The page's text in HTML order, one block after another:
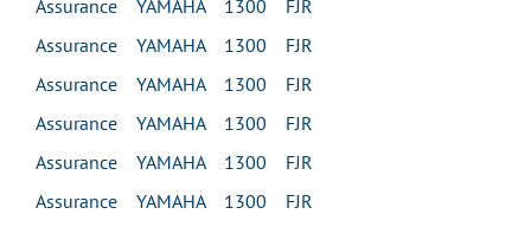
Assurance YAMAHA 1300 FJR
Assurance YAMAHA 1300 FJR
Assurance YAMAHA 1300 FJR
Assurance YAMAHA 1300 FJR
Assurance YAMAHA 1300 FJR
Assurance YAMAHA 1300 FJR